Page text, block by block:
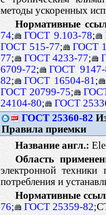
методы ускоренных
Нормативные
74; ГОСТ 9.103-78;
ГОСТ 515-77;
ГОСТ
77; ГОСТ 4233-77;
6709-72;
ГОСТ 9147-
82; ГОСТ 16504-81 ;
ГОСТ 20799-75;
24104-80;
ГОСТ
ГОСТ 25360-82
Правила приемки
Название англ.:
Область
электронной техники
потребления и
Нормативные
76; ГОСТ 25359-82